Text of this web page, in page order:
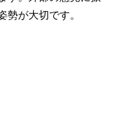
が大切です。